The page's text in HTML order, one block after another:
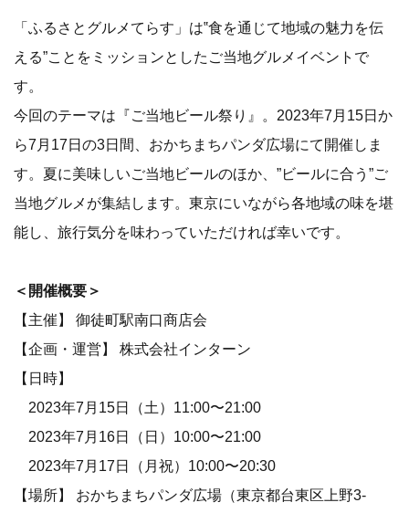
「ふるさとグルメてらす」は‟食を通じて地域の魅力を伝
える”ことをミッションとしたご当地グルメイベントで
す。
今回のテーマは『ご当地ビール祭り』。2023年7月15日か
ら7月17日の3日間、おかちまちパンダ広場にて開催しま
す。夏に美味しいご当地ビールのほか、”ビールに合う”ご
当地グルメが集結します。東京にいながら各地域の味を堪
能し、旅行気分を味わっていただければ幸いです。
＜開催概要＞
【主催】 御徒町駅南口商店会
【企画・運営】 株式会社インターン
【日時】
2023年7月15日（土）11:00〜21:00
2023年7月16日（日）10:00〜21:00
2023年7月17日（月祝）10:00〜20:30
【場所】 おかちまちパンダ広場（東京都台東区上野3-